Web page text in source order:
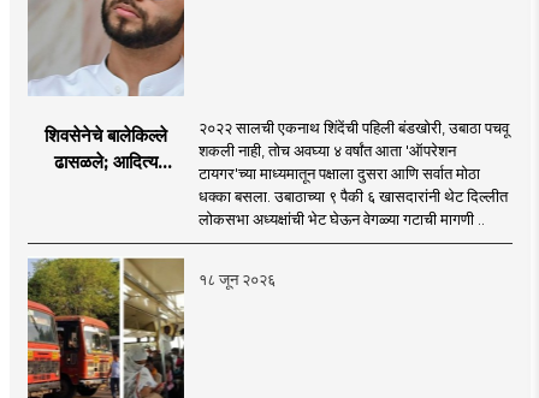
शिवसेनेचे बालेकिल्ले
ढासळले; आदित्य
नेमका कुठे चुकला?
२०२२ सालची एकनाथ शिंदेंची पहिली बंडखोरी, उबाठा पचवू
शकली नाही, तोच अवघ्या ४ वर्षांत आता 'ऑपरेशन
टायगर'च्या माध्यमातून पक्षाला दुसरा आणि सर्वात मोठा
धक्का बसला. उबाठाच्या ९ पैकी ६ खासदारांनी थेट दिल्लीत
लोकसभा अध्यक्षांची भेट घेऊन वेगळ्या गटाची मागणी ..
१८ जून २०२६